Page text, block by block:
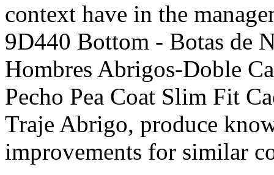
context have in the
9D440 Bottom - Botas de
Hombres Abrigos-Doble
Pecho Pea Coat Slim Fit
Traje Abrigo, produce
improvements for similar